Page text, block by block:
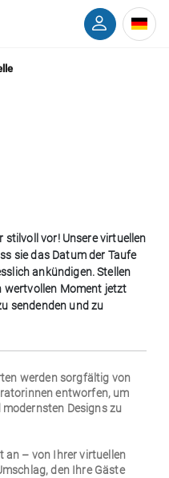
stilvoll vor! Unsere virtuellen
sie das Datum der Taufe
ankündigen. Stellen
wertvollen Moment jetzt
sendenden und zu
werden sorgfältig von
entworfen, um
Designs zu
an – von Ihrer virtuellen
den Ihre Gäste